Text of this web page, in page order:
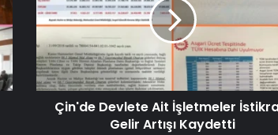
Çin'de Devlete Ait İşletmeler
Gelir Artışı Kaydetti